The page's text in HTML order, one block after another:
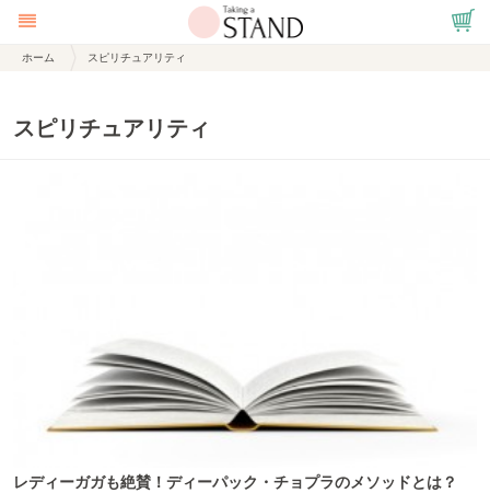
ホーム スピリチュアリティ
スピリチュアリティ
レディーガガも絶賛！ディーパック・チョプラのメソッドとは？